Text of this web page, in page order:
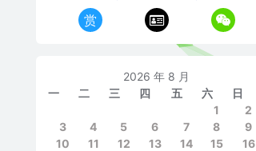
赏
2026 年 8 月
一
二 三 四 五 六
日
1
2
3
4 5 6 7 8
9
10
11 12 13 14 15
16